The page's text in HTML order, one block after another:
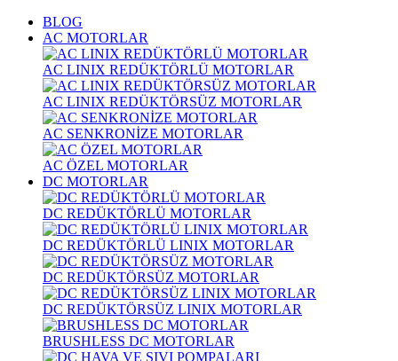
BLOG
AC MOTORLAR
AC LINIX REDÜKTÖRLÜ MOTORLAR
AC LINIX REDÜKTÖRSÜZ MOTORLAR
AC SENKRONİZE MOTORLAR
AC ÖZEL MOTORLAR
DC MOTORLAR
DC REDÜKTÖRLÜ MOTORLAR
DC REDÜKTÖRLÜ LINIX MOTORLAR
DC REDÜKTÖRSÜZ MOTORLAR
DC REDÜKTÖRSÜZ LINIX MOTORLAR
BRUSHLESS DC MOTORLAR